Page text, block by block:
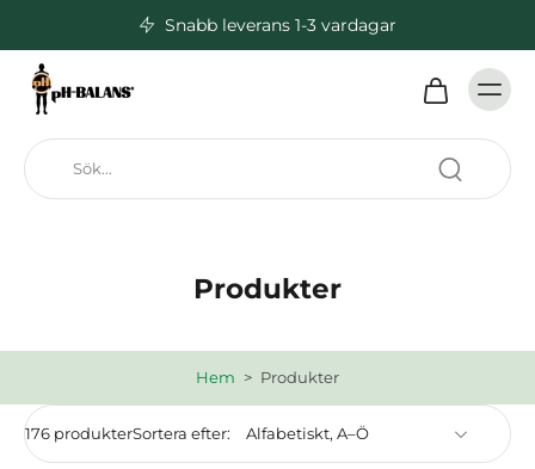
Snabb leverans 1-3 vardagar
Produkter
Hem > Produkter
176 produkterSortera efter: